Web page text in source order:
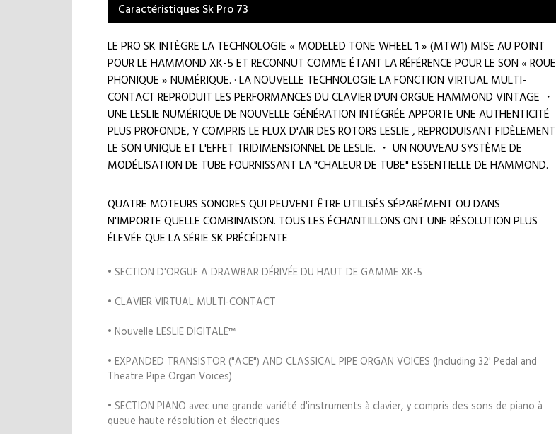
Caractéristiques Sk Pro 73
LE PRO SK INTÈGRE LA TECHNOLOGIE « MODELED TONE WHEEL 1 » (MTW1) MISE AU POINT
POUR LE HAMMOND XK-5 ET RECONNUT COMME ÉTANT LA RÉFÉRENCE POUR LE SON « ROUE
PHONIQUE » NUMÉRIQUE. · LA NOUVELLE TECHNOLOGIE LA FONCTION VIRTUAL MULTI-
CONTACT REPRODUIT LES PERFORMANCES DU CLAVIER D'UN ORGUE HAMMOND VINTAGE ・
UNE LESLIE NUMÉRIQUE DE NOUVELLE GÉNÉRATION INTÉGRÉE APPORTE UNE AUTHENTICITÉ
PLUS PROFONDE, Y COMPRIS LE FLUX D'AIR DES ROTORS LESLIE , REPRODUISANT FIDÈLEMENT
LE SON UNIQUE ET L'EFFET TRIDIMENSIONNEL DE LESLIE. ・ UN NOUVEAU SYSTÈME DE
MODÉLISATION DE TUBE FOURNISSANT LA "CHALEUR DE TUBE" ESSENTIELLE DE HAMMOND.
QUATRE MOTEURS SONORES QUI PEUVENT ÊTRE UTILISÉS SÉPARÉMENT OU DANS
N'IMPORTE QUELLE COMBINAISON. TOUS LES ÉCHANTILLONS ONT UNE RÉSOLUTION PLUS
ÉLEVÉE QUE LA SÉRIE SK PRÉCÉDENTE
• SECTION D'ORGUE A DRAWBAR DÉRIVÉE DU HAUT DE GAMME XK-5
• CLAVIER VIRTUAL MULTI-CONTACT
• Nouvelle LESLIE DIGITALE™
• EXPANDED TRANSISTOR ("ACE") AND CLASSICAL PIPE ORGAN VOICES (Including 32' Pedal and
Theatre Pipe Organ Voices)
• SECTION PIANO avec une grande variété d'instruments à clavier, y compris des sons de piano à
queue haute résolution et électriques